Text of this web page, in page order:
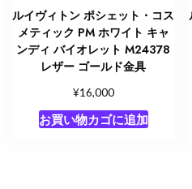
ルイヴィトン ポシェット・コス
メティック PM ホワイト キャ
ンディ バイオレット M24378
レザー ゴールド金具
¥16,000
お買い物カゴに追加